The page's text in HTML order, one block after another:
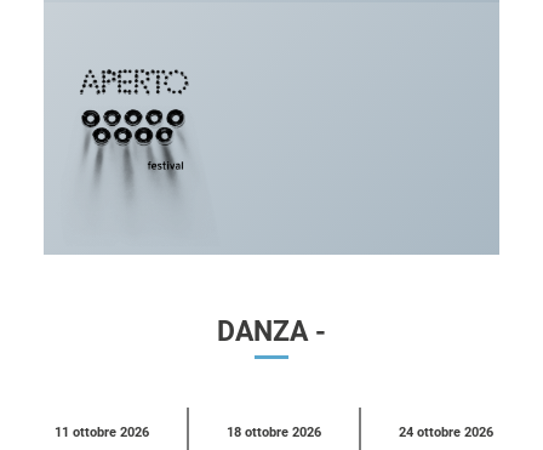
DANZA -
Calendario
11 ottobre 2026 18 ottobre 2026 24 ottobre 2026